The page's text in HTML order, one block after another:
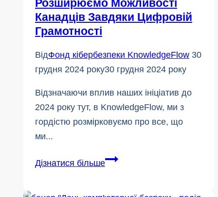
Розширюємо Можливості
Канадців Завдяки Цифровій
Грамотності
ВідФонд кібербезпеки KnowledgeFlow 30
грудня 2024 року30 грудня 2024 року
Відзначаючи вплив наших ініціатив до
2024 року тут, в KnowledgeFlow, ми з
гордістю розмірковуємо про все, що
ми...
Дізнатися більше2024